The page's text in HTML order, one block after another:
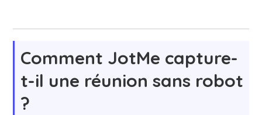
Comment JotMe capture-
t-il une réunion sans robot
?